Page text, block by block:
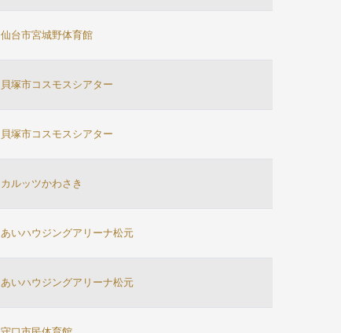
仙台市宮城野体育館
貝塚市コスモスシアター
貝塚市コスモスシアター
カルッツかわさき
あいハウジングアリーナ松元
あいハウジングアリーナ松元